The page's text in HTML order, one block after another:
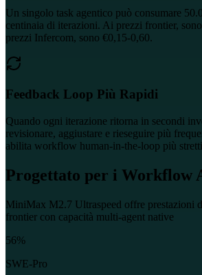
Un singolo task agentico può consumare
centinaia di iterazioni. Ai prezzi frontier,
prezzi Infercom, sono €0,15-0,60.
Feedback Loop Più Rapidi
Quando ogni iterazione ritorna in secondi
revisionare, aggiustare e rieseguire più
abilita workflow human-in-the-loop più
Progettato per i Workflow
MiniMax M2.7 Ultraspeed offre prestazioni
frontier con capacità multi-agent native
56%
SWE-Pro